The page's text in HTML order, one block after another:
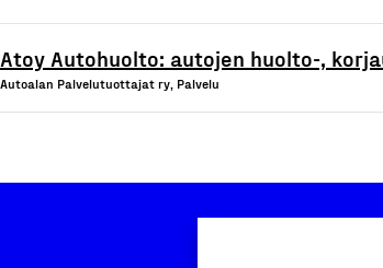
Atoy Autohuolto: autojen huolto-,
Autoalan Palvelutuottajat ry, Palvelu